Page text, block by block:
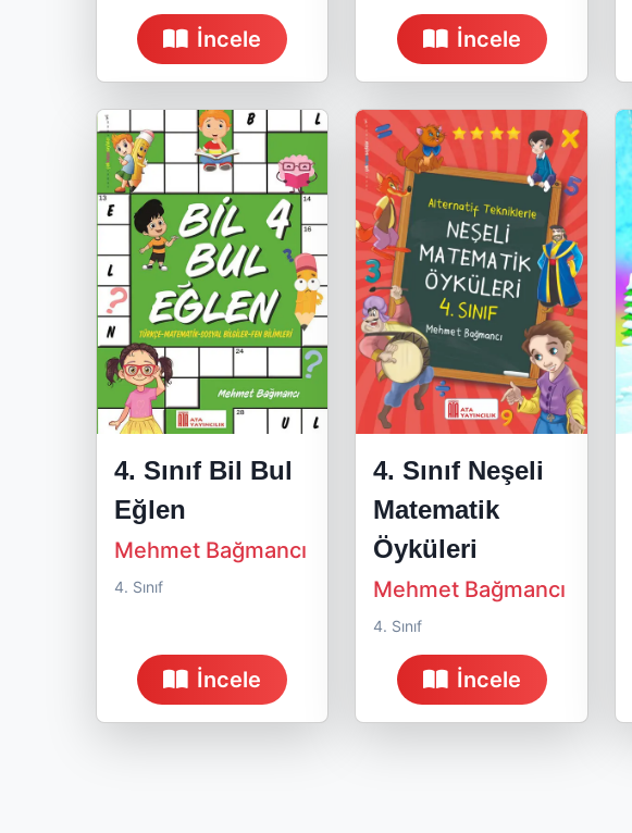
İncele İncele
4. Sınıf Bil Bul
Eğlen
Mehmet Bağmancı
4. Sınıf
İncele
4. Sınıf Neşeli
Matematik
Öyküleri
Mehmet Bağmancı
4. Sınıf
İncele